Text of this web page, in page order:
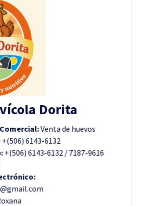
Dorita
Venta de huevos
+(506) 6143-6132
+(506) 6143-6132 / 7187-9616